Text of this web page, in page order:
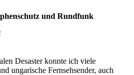
und Rundfunk
Desaster konnte ich viele
ungarische Fernsehsender, auch